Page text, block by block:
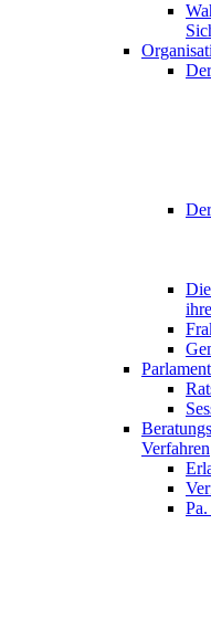
Verfahren